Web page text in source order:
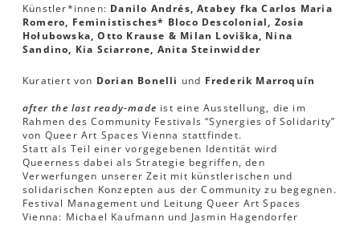
Künstler*innen: Danilo Andrés, Atabey fka Carlos Maria
Romero, Feministisches* Bloco Descolonial, Zosia
Hołubowska, Otto Krause & Milan Loviška, Nina
Sandino, Kia Sciarrone, Anita Steinwidder
Kuratiert von Dorian Bonelli und Frederik Marroquín
after the last ready-made ist eine Ausstellung, die im
Rahmen des Community Festivals “Synergies of Solidarity”
von Queer Art Spaces Vienna stattfindet.
Statt als Teil einer vorgegebenen Identität wird
Queerness dabei als Strategie begriffen, den
Verwerfungen unserer Zeit mit künstlerischen und
solidarischen Konzepten aus der Community zu begegnen.
Festival Management und Leitung Queer Art Spaces
Vienna: Michael Kaufmann und Jasmin Hagendorfer